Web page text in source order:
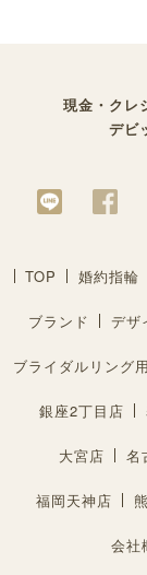
現金・クレ
デビ
TOP 婚約指輪
ブランド デザ
ブライダルリング
銀座2丁目店
大宮店 名
福岡天神店
会社